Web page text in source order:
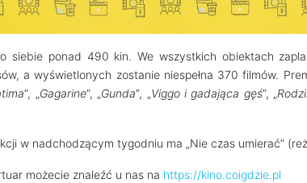
siebie ponad 490 kin. We wszystkich obiektach
a wyświetlonych zostanie niespełna 370 filmów.
”, „Gagarine”, „Gunda”, „Viggo i gadająca gęś”, „
w nadchodzącym tygodniu ma „Nie czas umierać”
możecie znaleźć u nas na https://kino.coigdzie.pl